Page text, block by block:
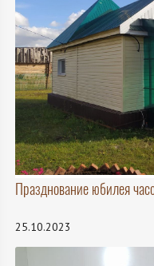
Празднование юбилея
25.10.2023